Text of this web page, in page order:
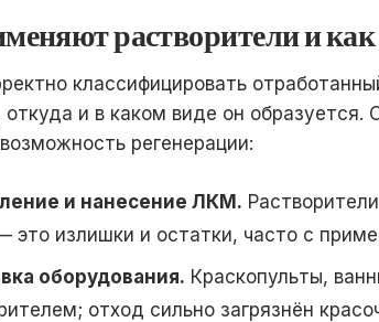
растворители и как
классифицировать
и в каком виде он образуется.
регенерации:
и нанесение ЛКМ.
это излишки и остатки, часто с
оборудования. Краскопульты,
отход сильно загрязнён